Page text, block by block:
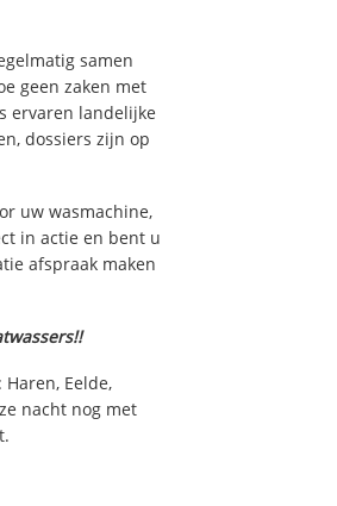
samen
geen zaken met
ervaren landelijke
dossiers zijn op
uw wasmachine,
in actie en bent u
afspraak maken
Eelde,
nacht nog met